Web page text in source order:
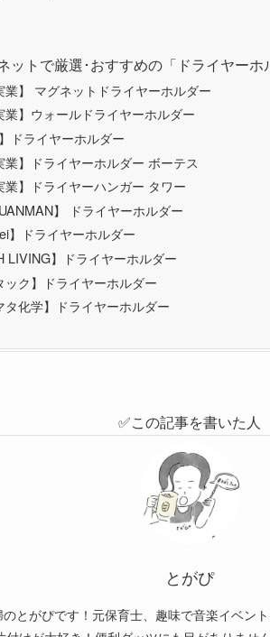
ットで厳選･おすすめの「ドライヤーホ
】 マグネットドライヤーホルダー
】ウォールドライヤーホルダー
ドライヤーホルダー
】ドライヤーホルダー ボーテス
】ドライヤーハンガー タワー
】 ドライヤーホルダー
】ドライヤーホルダー
】ドライヤーホルダー
ク】ドライヤーホルダー
化学】ドライヤーホルダー
✅この記事を書いた人
とがぴ
とがぴです！元保育士、趣味で音楽イベン